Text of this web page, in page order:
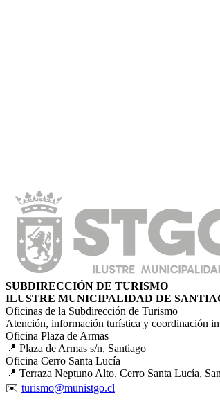
SUBDIRECCIÓN DE TURISMO
ILUSTRE MUNICIPALIDAD DE
Oficinas de la Subdirección de Turismo
Atención, información turística y coordinación
Oficina Plaza de Armas
📍 Plaza de Armas s/n, Santiago
Oficina Cerro Santa Lucía
📍 Terraza Neptuno Alto, Cerro Santa Lucía,
✉️ turismo@munistgo.cl